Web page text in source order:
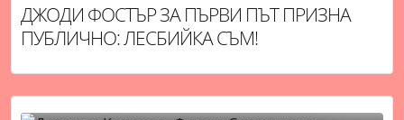
ДЖОДИ ФОСТЪР ЗА ПЪРВИ ПЪТ ПРИЗНА
ПУБЛИЧНО: ЛЕСБИЙКА СЪМ!